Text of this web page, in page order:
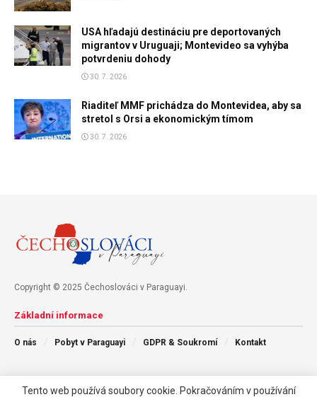
USA hľadajú destináciu pre deportovaných
migrantov v Uruguaji; Montevideo sa vyhýba
potvrdeniu dohody
30. 7. 2026
Riaditeľ MMF prichádza do Montevidea, aby sa
stretol s Orsi a ekonomickým tímom
30. 7. 2026
Copyright © 2025 Čechoslováci v Paraguayi.
Základní informace
O nás Pobyt v Paraguayi GDPR & Soukromí Kontakt
Následujte nás
Tento web používá soubory cookie. Pokračováním v používání